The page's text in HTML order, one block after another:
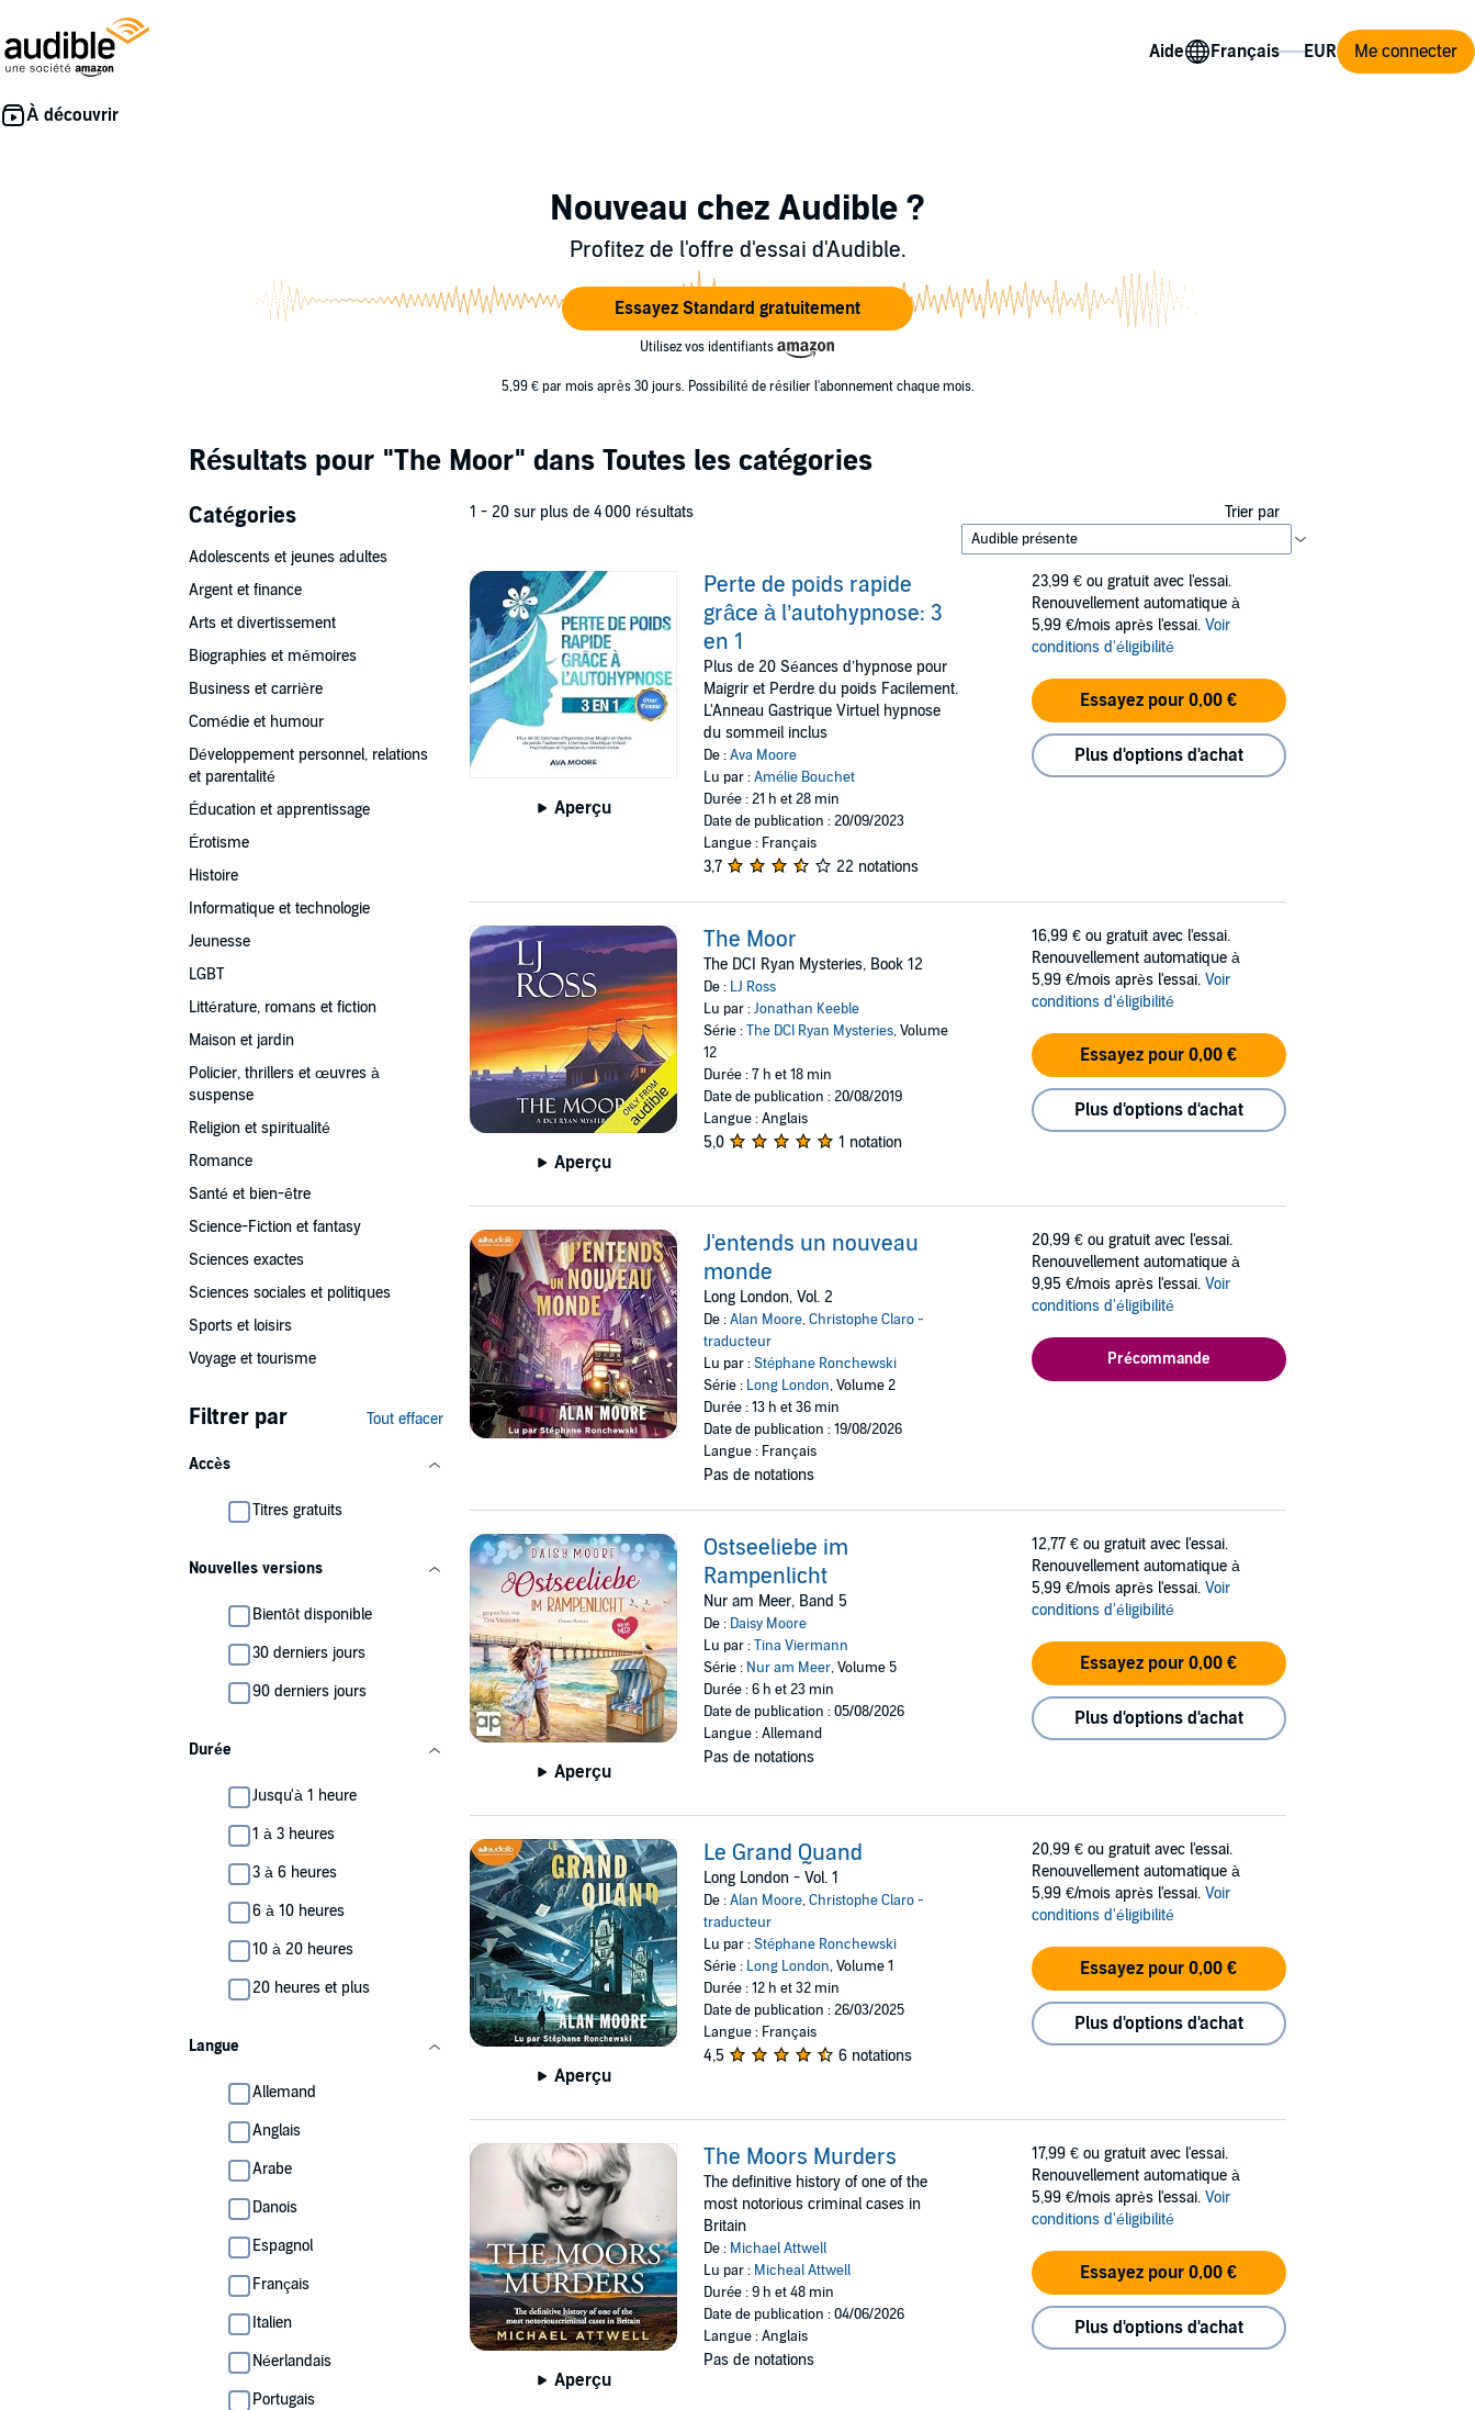
Aide Me connecter
Nouveau chez Audible ?
Profitez de l'offre d'essai d'Audible.
Essayez Standard gratuitement
Utilisez vos identifiants
5,99 € par mois après 30 jours. Possibilité de résilier l'abonnement chaque mois.
Résultats pour "The Moor" dans Toutes les catégories
Catégories
Adolescents et jeunes adultes
Argent et finance
Arts et divertissement
Biographies et mémoires
Business et carrière
Comédie et humour
Développement personnel, relations
et parentalité
Éducation et apprentissage
Érotisme
Histoire
Informatique et technologie
Jeunesse
LGBT
Littérature, romans et fiction
Maison et jardin
Policier, thrillers et œuvres à
suspense
Religion et spiritualité
Romance
Santé et bien-être
Science-Fiction et fantasy
Sciences exactes
Sciences sociales et politiques
Sports et loisirs
Voyage et tourisme
Filtrer par Tout effacer
Accès
Titres gratuits
Nouvelles versions
Bientôt disponible
30 derniers jours
90 derniers jours
Durée
Jusqu'à 1 heure
1 à 3 heures
3 à 6 heures
6 à 10 heures
10 à 20 heures
20 heures et plus
Langue
Allemand
Anglais
Arabe
Danois
Espagnol
Français
Italien
Néerlandais
Portugais
1 - 20 sur plus de 4 000 résultats Trier par
Aperçu
Perte de poids rapide
grâce à l’autohypnose: 3
en 1
Plus de 20 Séances d’hypnose pour
Maigrir et Perdre du poids Facilement.
L'Anneau Gastrique Virtuel hypnose
du sommeil inclus
De :Ava Moore
Lu par :Amélie Bouchet
Durée : 21 h et 28 min
Date de publication : 20/09/2023
Langue : Français
3,7 22 notations
23,99 € ou gratuit avec l'essai.
Renouvellement automatique à
5,99 €/mois après l'essai. Voir
conditions d'éligibilité
Essayez pour 0,00 €
Plus d'options d'achat
Aperçu
The Moor
The DCI Ryan Mysteries, Book 12
De : LJ Ross
Lu par :Jonathan Keeble
Série :The DCI Ryan Mysteries, Volume
12
Durée : 7 h et 18 min
Date de publication : 20/08/2019
Langue : Anglais
5,0 1 notation
16,99 € ou gratuit avec l'essai.
Renouvellement automatique à
5,99 €/mois après l'essai. Voir
conditions d'éligibilité
Essayez pour 0,00 €
Plus d'options d'achat
J'entends un nouveau
monde
Long London, Vol. 2
De :Alan Moore,Christophe Claro -
traducteur
Lu par :Stéphane Ronchewski
Série : Long London, Volume 2
Durée : 13 h et 36 min
Date de publication : 19/08/2026
Langue : Français
Pas de notations
20,99 € ou gratuit avec l'essai.
Renouvellement automatique à
9,95 €/mois après l'essai. Voir
conditions d'éligibilité
Précommande
Aperçu
Ostseeliebe im
Rampenlicht
Nur am Meer, Band 5
De : Daisy Moore
Lu par :Tina Viermann
Série : Nur am Meer, Volume 5
Durée : 6 h et 23 min
Date de publication : 05/08/2026
Langue : Allemand
Pas de notations
12,77 € ou gratuit avec l'essai.
Renouvellement automatique à
5,99 €/mois après l'essai. Voir
conditions d'éligibilité
Essayez pour 0,00 €
Plus d'options d'achat
Aperçu
Le Grand Quand
Long London - Vol. 1
De :Alan Moore,Christophe Claro -
traducteur
Lu par :Stéphane Ronchewski
Série : Long London, Volume 1
Durée : 12 h et 32 min
Date de publication : 26/03/2025
Langue : Français
4,5 6 notations
20,99 € ou gratuit avec l'essai.
Renouvellement automatique à
5,99 €/mois après l'essai. Voir
conditions d'éligibilité
Essayez pour 0,00 €
Plus d'options d'achat
Aperçu
The Moors Murders
The definitive history of one of the
most notorious criminal cases in
Britain
De : Michael Attwell
Lu par : Micheal Attwell
Durée : 9 h et 48 min
Date de publication : 04/06/2026
Langue : Anglais
Pas de notations
17,99 € ou gratuit avec l'essai.
Renouvellement automatique à
5,99 €/mois après l'essai. Voir
conditions d'éligibilité
Essayez pour 0,00 €
Plus d'options d'achat